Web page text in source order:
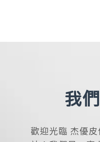
我
歡迎光臨 杰優